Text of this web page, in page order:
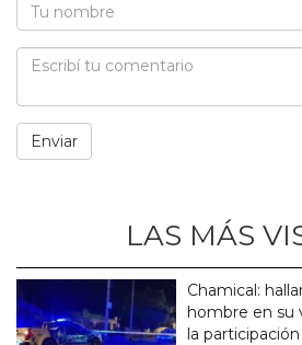
LAS MÁS
Chamical:
hombre en su
la